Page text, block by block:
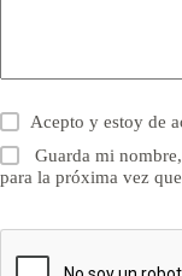
Acepto y estoy de
Guarda mi
para la próxima vez